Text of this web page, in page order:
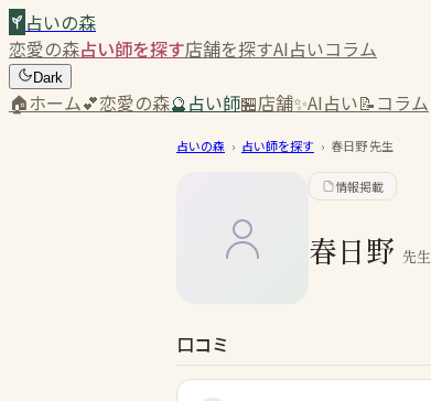
占いの森
恋愛の森占い師を探す店舗を探すAI占いコラム
Dark
🏠ホーム💕恋愛の森🔮占い師🏪店舗✨AI占い📝コラム
占いの森 › 占い師を探す › 春日野先生
情報掲載
春日野 先生
口コミ